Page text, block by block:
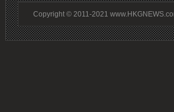
Copyright © 2011-2021